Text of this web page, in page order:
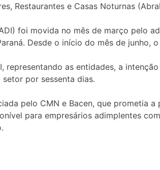
Restaurantes e Casas Noturnas
foi movida no mês de março pelo
Desde o início do mês de junho,
representando as entidades, a
por sessenta dias.
pelo CMN e Bacen, que
para empresários adimplentes